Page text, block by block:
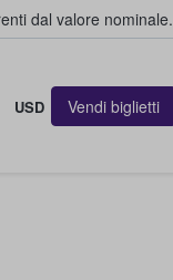
dal valore nominale.
USD Vendi biglietti